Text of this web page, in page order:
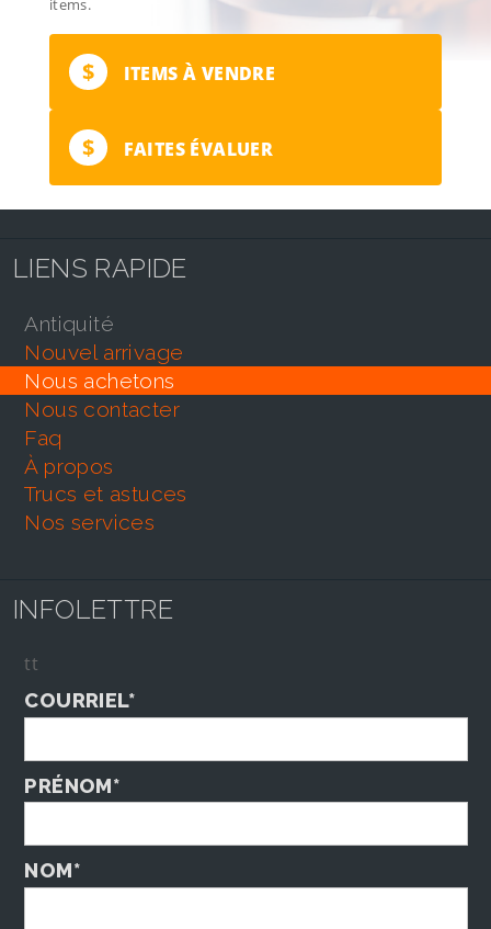
items.
$ ITEMS À VENDRE
$ FAITES ÉVALUER
LIENS RAPIDE
antiquité
nouvel arrivage
nous achetons
nous contacter
faq
À propos
trucs et astuces
nos services
INFOLETTRE
tt
COURRIEL*
PRÉNOM*
NOM*